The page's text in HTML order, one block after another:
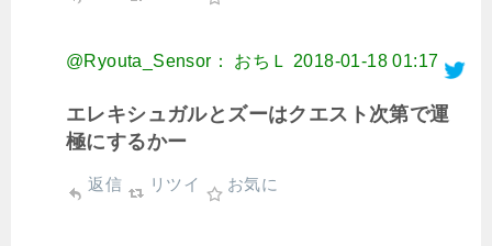
@Ryouta_Sensor： おちＬ 2018-01-18 01:17
エレキシュガルとズーはクエスト次第で運
極にするかー
返信 リツイ お気に